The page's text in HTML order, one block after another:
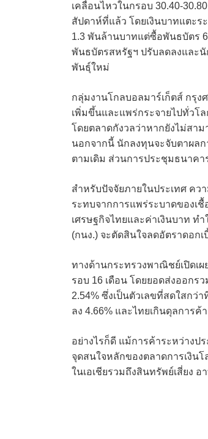
เคลื่อนไหวในกรอบ 30.40-
สัปดาห์ที่แล้ว โดยเงินบาทแตะ
1.3 พันล้านบาทแต่ซื้อพันธบัตร
พันธบัตรสหรัฐฯ ปรับลดลงและนั
พันธุ์ใหม่
กลุ่มงานโกลบอลมาร์เก็ตส์ กรุ
เพิ่มขึ้นและแพร่กระจายไปทั่วโ
โดยตลาดกังวลว่าหากยังไม่สา
นอกจากนี้ นักลงทุนจะจับตาผลก
ตามเดิม ส่วนการประชุมธนาค
สำหรับปัจจัยภายในประเทศ คว
ระทบจากการแพร่ระบาดของเ
เศรษฐกิจไทยและค่าเงินบาท ท
(กนง.) จะตัดสินใจลดอัตราดอก
ทางด้านกระทรวงพาณิชย์เปิดเ
รอบ 16 เดือน โดยยอดส่งออกร
2.54% ซึ่งเป็นตัวเลขที่สดใสกว่
ลง 4.66% และไทยเกินดุลการค้
อย่างไรก็ดี แม้การค้าระหว่างป
จุดสนใจหลักของตลาดการเงิน
ในเอเชียรวมถึงสินทรัพย์เสี่ยง